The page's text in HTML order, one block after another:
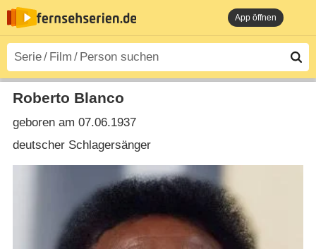
App öffnen
Roberto Blanco
geboren am 07.06.1937
deutscher Schlagersänger